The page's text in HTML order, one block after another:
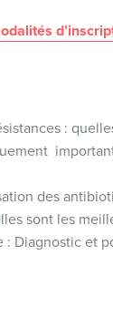
:
des
sont les
: Diagnostic et